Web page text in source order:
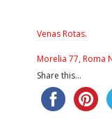
Venas Rotas.
Morelia 77, Roma
Share this...